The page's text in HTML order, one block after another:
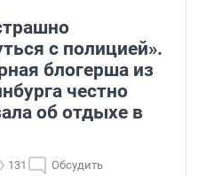
с полицией».
блогерша из
честно
об отдыхе в
131 Обсудить